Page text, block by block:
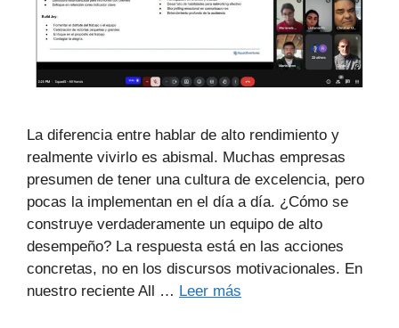
La diferencia entre hablar de alto rendimiento y
realmente vivirlo es abismal. Muchas empresas
presumen de tener una cultura de excelencia, pero
pocas la implementan en el día a día. ¿Cómo se
construye verdaderamente un equipo de alto
desempeño? La respuesta está en las acciones
concretas, no en los discursos motivacionales. En
nuestro reciente All … Leer más